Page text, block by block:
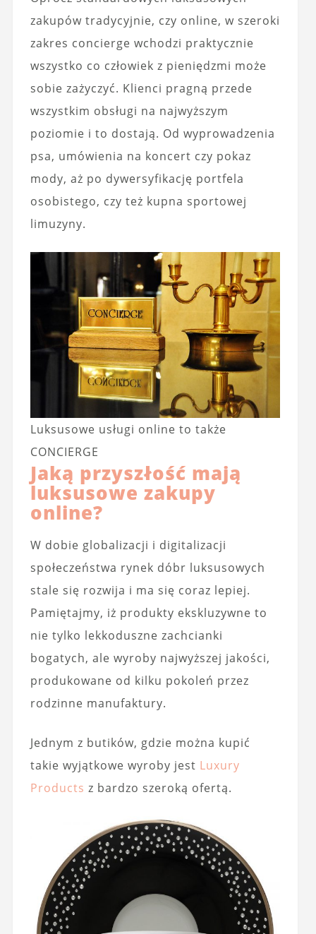
zakupów tradycyjnie, czy online, w szeroki
zakres concierge wchodzi praktycznie
wszystko co człowiek z pieniędzmi może
sobie zażyczyć. Klienci pragną przede
wszystkim obsługi na najwyższym
poziomie i to dostają. Od wyprowadzenia
psa, umówienia na koncert czy pokaz
mody, aż po dywersyfikację portfela
osobistego, czy też kupna sportowej
limuzyny.
Luksusowe usługi online to także
CONCIERGE
Jaką przyszłość mają
luksusowe zakupy
online?
W dobie globalizacji i digitalizacji
społeczeństwa rynek dóbr luksusowych
stale się rozwija i ma się coraz lepiej.
Pamiętajmy, iż produkty ekskluzywne to
nie tylko lekkoduszne zachcianki
bogatych, ale wyroby najwyższej jakości,
produkowane od kilku pokoleń przez
rodzinne manufaktury.
Jednym z butików, gdzie można kupić
takie wyjątkowe wyroby jest Luxury
Products z bardzo szeroką ofertą.